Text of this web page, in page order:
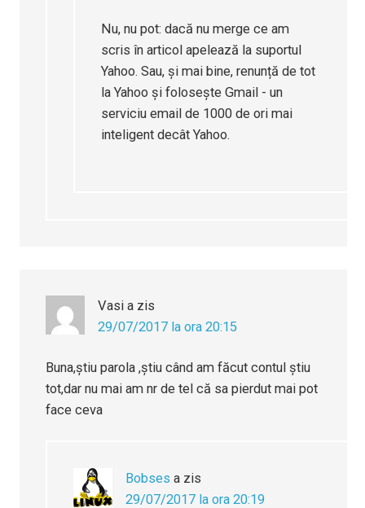
Nu, nu pot: dacă nu merge ce am
scris în articol apelează la suportul
Yahoo. Sau, și mai bine, renunță de tot
la Yahoo și folosește Gmail - un
serviciu email de 1000 de ori mai
inteligent decât Yahoo.
Vasi a zis
29/07/2017 la ora 20:15
Buna,știu parola ,știu când am făcut contul știu
tot,dar nu mai am nr de tel că sa pierdut mai pot
face ceva
Bobses a zis
29/07/2017 la ora 20:19